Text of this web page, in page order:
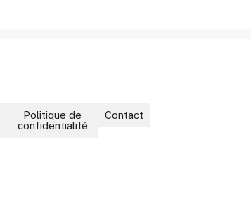
Politique de
confidentialité
Contact